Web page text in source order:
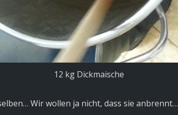
12 kg Dickmaische
Wir wollen ja nicht, dass sie anbrennt…